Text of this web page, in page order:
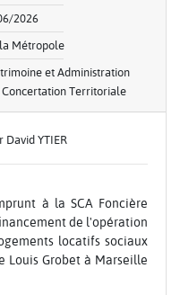
2026
Métropole
et Administration
Territoriale
David YTIER
à la SCA Foncière
de l'opération
locatifs sociaux
Louis Grobet à Marseille